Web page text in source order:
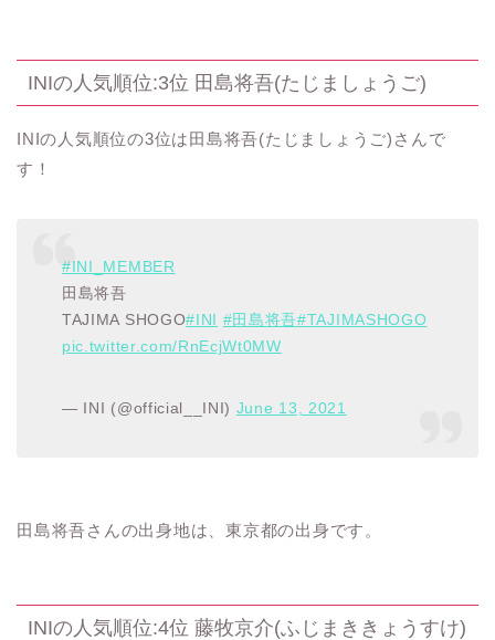
INIの人気順位:3位 田島将吾(たじましょうご)
INIの人気順位の3位は田島将吾(たじましょうご)さんで
す！
#INI_MEMBER
田島将吾
TAJIMA SHOGO#INI #田島将吾#TAJIMASHOGO
pic.twitter.com/RnEcjWt0MW
— INI (@official__INI) June 13, 2021
田島将吾さんの出身地は、東京都の出身です。
INIの人気順位:4位 藤牧京介(ふじまききょうすけ)